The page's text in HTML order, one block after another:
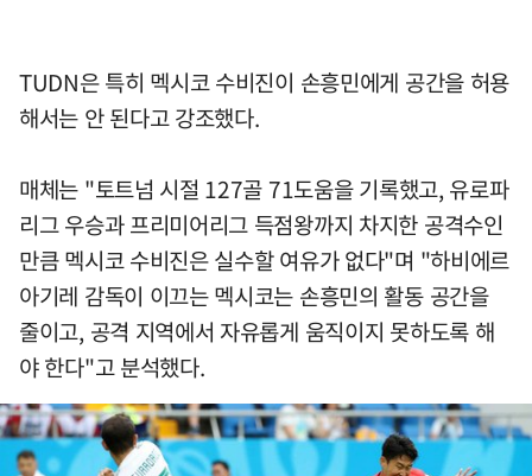
TUDN은 특히 멕시코 수비진이 손흥민에게 공간을 허용
해서는 안 된다고 강조했다.
매체는 "토트넘 시절 127골 71도움을 기록했고, 유로파
리그 우승과 프리미어리그 득점왕까지 차지한 공격수인
만큼 멕시코 수비진은 실수할 여유가 없다"며 "하비에르
아기레 감독이 이끄는 멕시코는 손흥민의 활동 공간을
줄이고, 공격 지역에서 자유롭게 움직이지 못하도록 해
야 한다"고 분석했다.